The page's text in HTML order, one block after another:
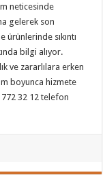
neticesinde
gelerek son
sıkıntı
bilgi alıyor.
ve zararlılara erken
boyunca hizmete
32 12 telefon